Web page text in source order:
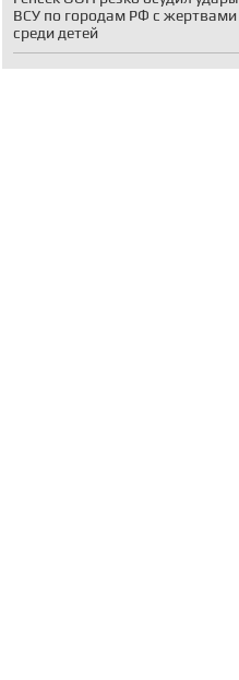
ВСУ по городам РФ с жертвами
среди детей